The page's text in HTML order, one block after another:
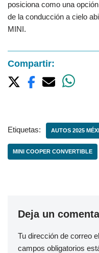
posiciona como una
de la conducción a cielo
MINI.
Compartir:
Etiquetas: AUTOS 2025
MINI COOPER CONVERTIBLE
Deja un
Tu dirección de correo
campos obligatorios